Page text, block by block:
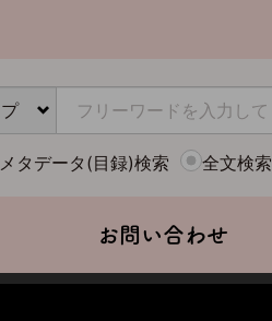
メタデータ(目録)検索 全文検索
お問い合わせ